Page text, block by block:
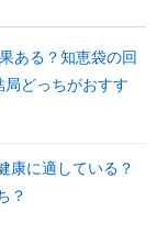
ある？知恵袋の回
どっちがおすす
康に適している？
？